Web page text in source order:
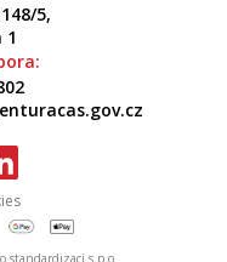
5,
1
standardizaci s.p.o.